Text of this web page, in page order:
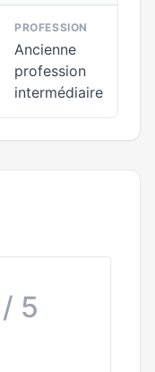
PROFESSION
Ancienne
profession
intermédiaire
/ 5